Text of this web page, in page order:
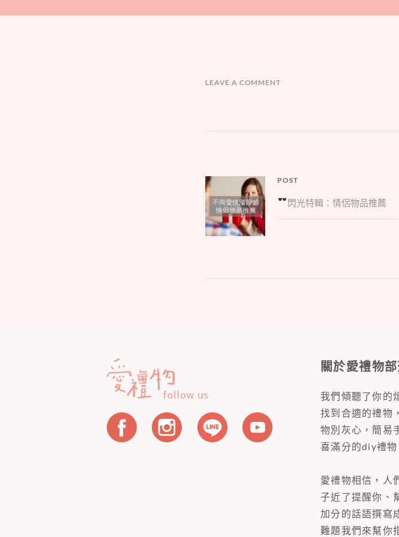
LEAVE A COMMENT
文
章
導
覽
POST
Parent
post:
閃光特輯：情侶物品推薦
關於愛禮物
我們傾聽了你的
找到合適的禮物
物別灰心，簡易
喜滿分的diy禮物
愛禮物相信，人
子近了提醒你、
加分的話語撰寫
難題我們來幫你